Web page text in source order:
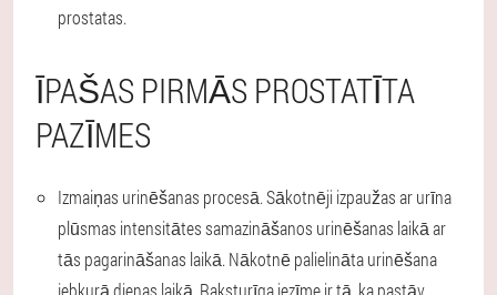
prostatas.
ĪPAŠAS PIRMĀS PROSTATĪTA
PAZĪMES
Izmaiņas urinēšanas procesā.Sākotnēji izpaužas ar urīna
plūsmas intensitātes samazināšanos urinēšanas laikā ar
tās pagarināšanas laikā. Nākotnē palielināta urinēšana